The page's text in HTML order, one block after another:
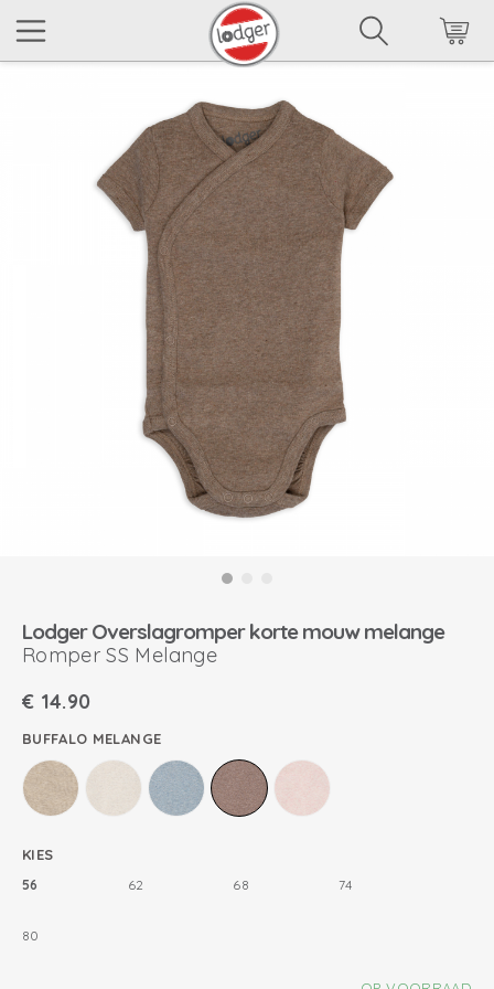
Lodger Overslagromper korte mouw melange
Romper SS Melange
€ 14.90
BUFFALO MELANGE
KIES
56 62 68 74
80